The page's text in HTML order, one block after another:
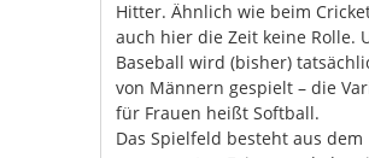
Hitter. Ähnlich wie beim
auch hier die Zeit keine Rolle.
Baseball wird (bisher)
von Männern gespielt – die
für Frauen heißt Softball.
Das Spielfeld besteht aus dem